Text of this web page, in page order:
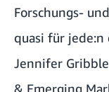
Forschungs-
quasi für jede:n
Jennifer
& Emerging